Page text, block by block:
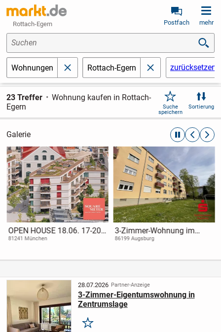
Rottach-Egern Postfach mehr
Suchen
Wohnungen schließenRottach-Egern schließenzurücksetzen
23 Treffer
Wohnung kaufen in Rottach-
Egern
Suche
speichern
Sortierung
Galerie automatische
OPEN HOUSE 18.06. 17-20
Uhr // Sky-Loft mit
81241 München
3-Zimmer-Wohnung im
Erbbaurecht
86199 Augsburg
28.07.2026 Partner-Anzeige
3-Zimmer-Eigentumswohnung in
Zentrumslage
Merken